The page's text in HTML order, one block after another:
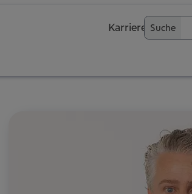
Karriere Suche